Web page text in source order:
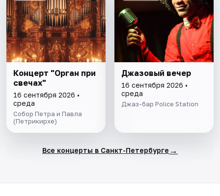
Концерт "Орган при
свечах"
16 сентября 2026 •
среда
Собор Петра и Павла
(Петрикирхе)
Джазовый вечер
16 сентября 2026 •
среда
Джаз-бар Police Station
Все концерты в Санкт-Петербурге →